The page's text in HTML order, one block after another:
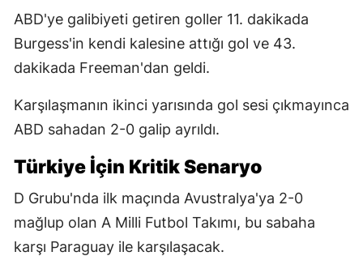
ABD'ye galibiyeti getiren goller 11. dakikada
Burgess'in kendi kalesine attığı gol ve 43.
dakikada Freeman'dan geldi.
Karşılaşmanın ikinci yarısında gol sesi çıkmayınca
ABD sahadan 2-0 galip ayrıldı.
Türkiye İçin Kritik Senaryo
D Grubu'nda ilk maçında Avustralya'ya 2-0
mağlup olan A Milli Futbol Takımı, bu sabaha
karşı Paraguay ile karşılaşacak.